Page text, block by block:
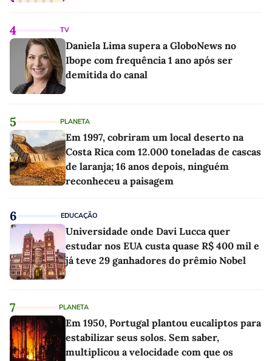
4 TV
Daniela Lima supera a GloboNews no
Ibope com frequência 1 ano após ser
demitida do canal
5 PLANETA
Em 1997, cobriram um local deserto na
Costa Rica com 12.000 toneladas de cascas
de laranja; 16 anos depois, ninguém
reconheceu a paisagem
6 EDUCAÇÃO
Universidade onde Davi Lucca quer
estudar nos EUA custa quase R$ 400 mil e
já teve 29 ganhadores do prêmio Nobel
7 PLANETA
Em 1950, Portugal plantou eucaliptos para
estabilizar seus solos. Sem saber,
multiplicou a velocidade com que os